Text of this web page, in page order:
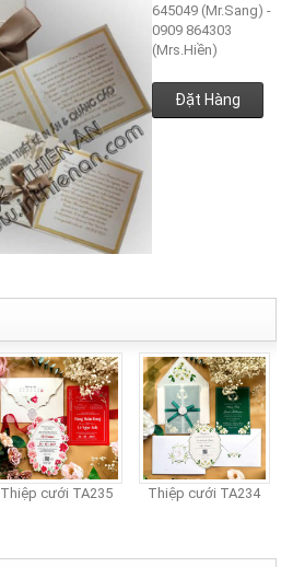
645049 (Mr.Sang) -
0909 864303
(Mrs.Hiền)
Đặt Hàng
Thiệp cưới TA235 Thiệp cưới TA234